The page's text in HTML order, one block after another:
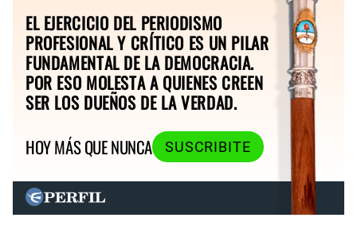
EL EJERCICIO DEL PERIODISMO
PROFESIONAL Y CRÍTICO ES UN PILAR
FUNDAMENTAL DE LA DEMOCRACIA.
POR ESO MOLESTA A QUIENES CREEN
SER LOS DUEÑOS DE LA VERDAD.
HOY MÁS QUE NUNCA
SUSCRIBITE